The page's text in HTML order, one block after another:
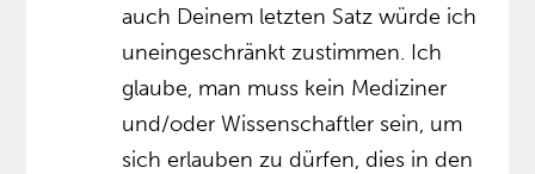
auch Deinem letzten Satz würde ich
uneingeschränkt zustimmen. Ich
glaube, man muss kein Mediziner
und/oder Wissenschaftler sein, um
sich erlauben zu dürfen, dies in den